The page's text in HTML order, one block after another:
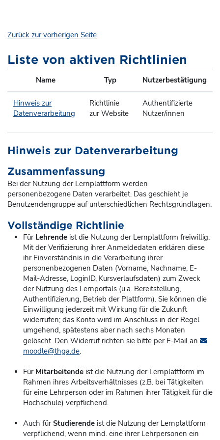
Zurück zur vorherigen Seite
Liste von aktiven Richtlinien
Name Typ Nutzerbestätigung
Hinweis zur
Datenverarbeitung
Richtlinie
zur Website
Authentifizierte
Nutzer/innen
Hinweis zur Datenverarbeitung
Zusammenfassung
Bei der Nutzung der Lernplattform werden
personenbezogene Daten verarbeitet. Das geschieht je
Benutzendengruppe auf unterschiedlichen Rechtsgrundlagen.
Vollständige Richtlinie
Für Lehrende ist die Nutzung der Lernplattform freiwillig.
Mit der Verifizierung ihrer Anmeldedaten erklären diese
ihr Einverständnis in die Verarbeitung ihrer
personenbezogenen Daten (Vorname, Nachname, E-
Mail-Adresse, LoginID, Kursverlaufsdaten) zum Zweck
der Nutzung des Lernportals (u.a. Bereitstellung,
Authentifizierung, Betrieb der Plattform). Sie können die
Einwilligung jederzeit mit Wirkung für die Zukunft
widerrufen; das Konto wird im Anschluss in der Regel
umgehend, spätestens aber nach sechs Monaten
gelöscht. Den Widerruf richten sie bitte per E-Mail an
moodle@thga.de.
Für Mitarbeitende ist die Nutzung der Lernplattform im
Rahmen ihres Arbeitsverhältnisses (z.B. bei Tätigkeiten
für eine Lehrperson oder im Rahmen ihrer Tätigkeit für die
Hochschule) verpflichend.
Auch fürStudierende ist die Nutzung der Lernplattform
verpflichend, wenn mind. eine ihrer Lehrpersonen ein